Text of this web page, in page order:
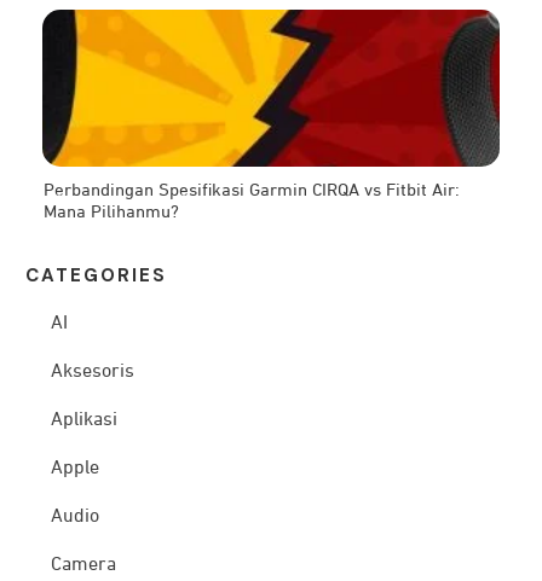
Perbandingan Spesifikasi Garmin CIRQA vs Fitbit Air:
Mana Pilihanmu?
CATEG ORIES
AI
Aksesoris
Aplikasi
Apple
Audio
Camera